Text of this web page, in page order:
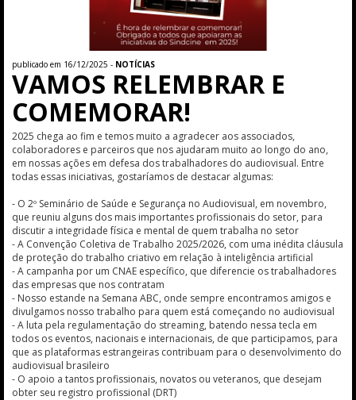
publicado em 16/12/2025 - NOTÍCIAS
VAMOS RELEMBRAR E
COMEMORAR!
2025 chega ao fim e temos muito a agradecer aos associados,
colaboradores e parceiros que nos ajudaram muito ao longo do ano,
em nossas ações em defesa dos trabalhadores do audiovisual. Entre
todas essas iniciativas, gostaríamos de destacar algumas:
- O 2º Seminário de Saúde e Segurança no Audiovisual, em novembro,
que reuniu alguns dos mais importantes profissionais do setor, para
discutir a integridade física e mental de quem trabalha no setor
- A Convenção Coletiva de Trabalho 2025/2026, com uma inédita cláusula
de proteção do trabalho criativo em relação à inteligência artificial
- A campanha por um CNAE específico, que diferencie os trabalhadores
das empresas que nos contratam
- Nosso estande na Semana ABC, onde sempre encontramos amigos e
divulgamos nosso trabalho para quem está começando no audiovisual
- A luta pela regulamentação do streaming, batendo nessa tecla em
todos os eventos, nacionais e internacionais, de que participamos, para
que as plataformas estrangeiras contribuam para o desenvolvimento do
audiovisual brasileiro
- O apoio a tantos profissionais, novatos ou veteranos, que desejam
obter seu registro profissional (DRT)